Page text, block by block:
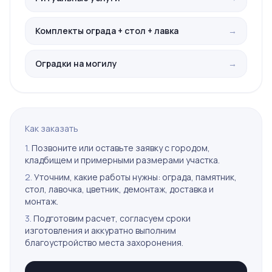
Комплекты ограда + стол + лавка →
Оградки на могилу →
Как заказать
1. Позвоните или оставьте заявку с городом,
кладбищем и примерными размерами участка.
2. Уточним, какие работы нужны: ограда, памятник,
стол, лавочка, цветник, демонтаж, доставка и
монтаж.
3. Подготовим расчет, согласуем сроки
изготовления и аккуратно выполним
благоустройство места захоронения.